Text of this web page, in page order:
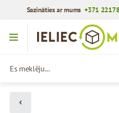
Sazināties ar mums+371
Iet uz saturu